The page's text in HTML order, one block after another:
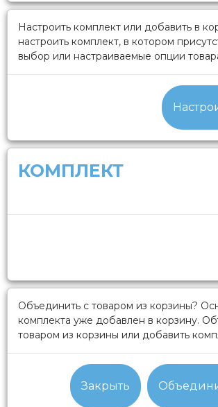
Настроить комплект или добавить в
настроить комплект, в котором
выбор или настраиваемые опции
КОМПЛЕКТ
Объединить с товаром из корзины?
комплекта уже добавлен в корзину.
товаром из корзины или добавить
Закрыть